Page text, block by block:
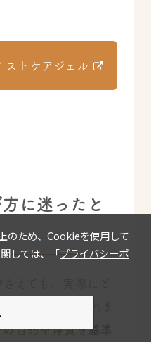
トケアジェル
に迷ったと
目的や体質を基準